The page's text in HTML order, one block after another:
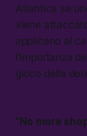
Atlantica se
viene
applicano al
l’importanza
gioco della
“No more